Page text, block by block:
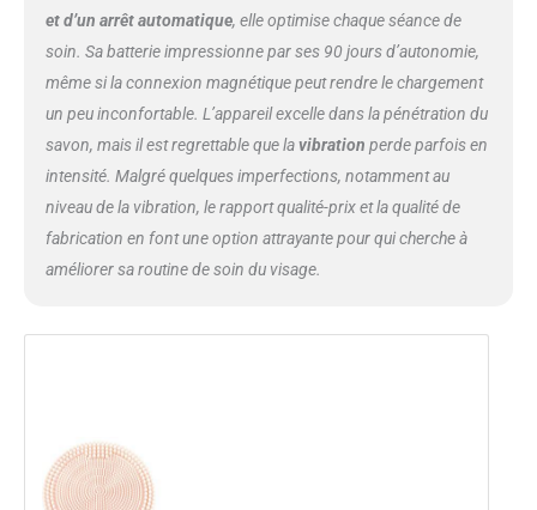
et d’un arrêt automatique, elle optimise chaque séance de
soin. Sa batterie impressionne par ses 90 jours d’autonomie,
même si la connexion magnétique peut rendre le chargement
un peu inconfortable. L’appareil excelle dans la pénétration du
savon, mais il est regrettable que lavibration perde parfois en
intensité. Malgré quelques imperfections, notamment au
niveau de la vibration, le rapport qualité-prix et la qualité de
fabrication en font une option attrayante pour qui cherche à
améliorer sa routine de soin du visage.